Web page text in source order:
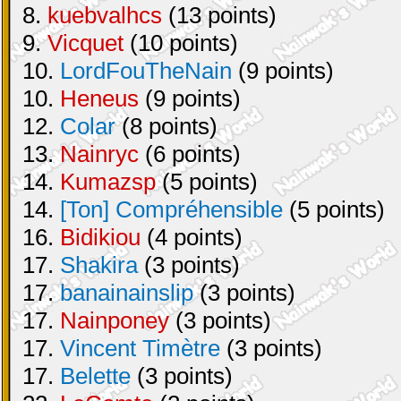
8. kuebvalhcs (13 points)
9.Vicquet (10 points)
10. LordFouTheNain (9 points)
10. Heneus (9 points)
12. Colar(8 points)
13.Nainryc (6 points)
14. Kumazsp(5 points)
14. [Ton] Compréhensible (5 points)
16. Bidikiou (4 points)
17. Shakira(3 points)
17.banainainslip(3 points)
17. Nainponey(3 points)
17. Vincent Timètre (3 points)
17. Belette (3 points)